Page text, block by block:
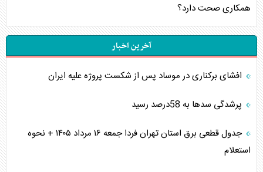
همکاری صحت دارد؟
آخرین اخبار
افشای برکناری در موساد پس از شکست پروژه علیه ایران
پرشدگی سدها به 58درصد رسید
جدول قطعی برق استان تهران فردا جمعه ۱۶ مرداد ۱۴۰۵ + نحوه
استعلام